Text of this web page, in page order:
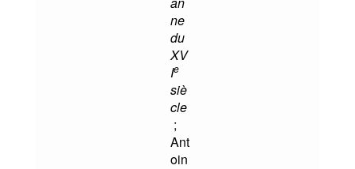
ne
du
XV
Ie
siè
cle
;
Ant
oin